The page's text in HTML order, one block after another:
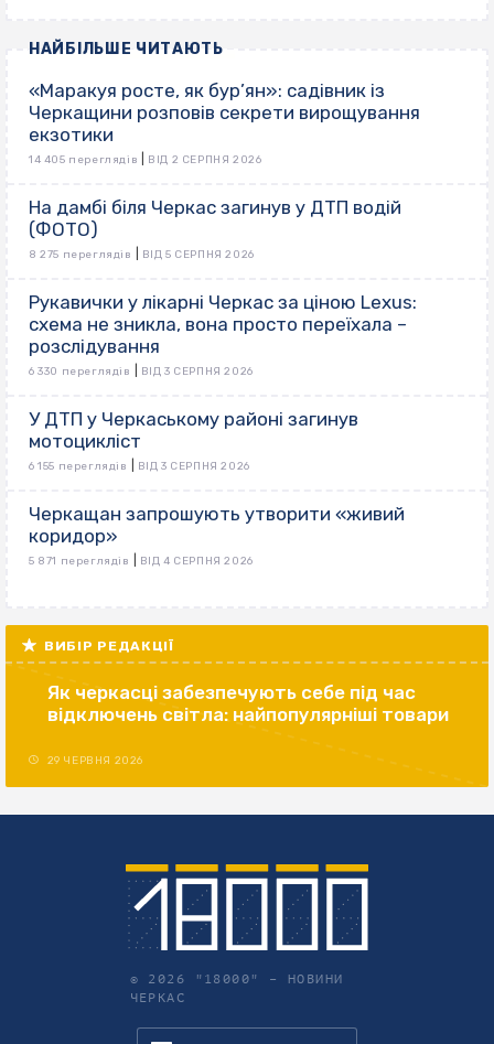
НАЙБІЛЬШЕ ЧИТАЮТЬ
«Маракуя росте, як бур’ян»: садівник із
Черкащини розповів секрети вирощування
екзотики
14 405 переглядів ВІД 2 СЕРПНЯ 2026
На дамбі біля Черкас загинув у ДТП водій
(ФОТО)
8 275 переглядів ВІД 5 СЕРПНЯ 2026
Рукавички у лікарні Черкас за ціною Lexus:
схема не зникла, вона просто переїхала –
розслідування
6 330 переглядів ВІД 3 СЕРПНЯ 2026
У ДТП у Черкаському районі загинув
мотоцикліст
6 155 переглядів ВІД 3 СЕРПНЯ 2026
Черкащан запрошують утворити «живий
коридор»
5 871 переглядів ВІД 4 СЕРПНЯ 2026
ВИБІР РЕДАКЦІЇ
Як черкасці забезпечують себе під час
відключень світла: найпопулярніші товари
29 ЧЕРВНЯ 2026
© 2026 "18000" – НОВИНИ
ЧЕРКАС